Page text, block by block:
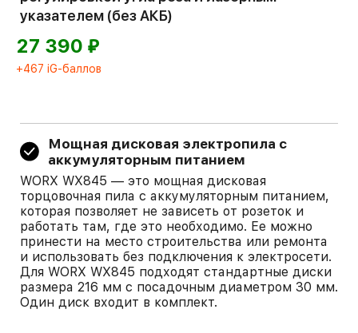
указателем (без АКБ)
27 390 ⃏
+467 iG-баллов
Мощная дисковая электропила с
аккумуляторным питанием
WORX WX845 — это мощная дисковая
торцовочная пила с аккумуляторным питанием,
которая позволяет не зависеть от розеток и
работать там, где это необходимо. Ее можно
принести на место строительства или ремонта
и использовать без подключения к электросети.
Для WORX WX845 подходят стандартные диски
размера 216 мм с посадочным диаметром 30 мм.
Один диск входит в комплект.